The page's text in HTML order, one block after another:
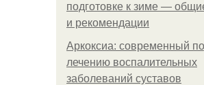
подготовке к зиме —
и рекомендации
Аркоксиа: современный
лечению воспалительных
заболеваний суставов